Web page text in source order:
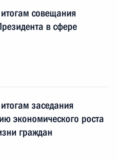
совещания
в сфере
заседания
экономического роста
граждан